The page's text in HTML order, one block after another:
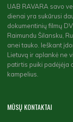
UAB RAVARA savo
dienai yra sukūrusi
dokumentinių filmų
Raimundu Šilansku,
anei tauko. Ieškant
Lietuvą ir aplankė ne
patirtis puiki padėjėja
kampelius.
MŪSŲ KONTAKTAI